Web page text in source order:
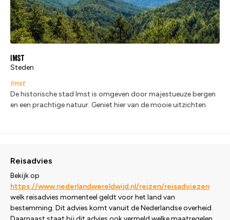
Imst
Steden
Imst
De historische stad Imst is omgeven door majestueuze bergen
en een prachtige natuur. Geniet hier van de mooie uitzichten.
Reisadvies
Bekijk op
https://www.nederlandwereldwijd.nl/reizen/reisadviezen
welk reisadvies momenteel geldt voor het land van
bestemming. Dit advies komt vanuit de Nederlandse overheid.